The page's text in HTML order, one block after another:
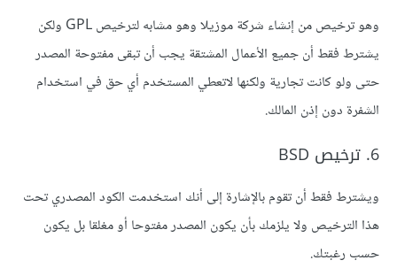
وهو ترخيص من إنشاء شركة موزيلا وهو مشابه لترخيص GPL ولكن
يشترط فقط أن جميع الأعمال المشتقة يجب أن تبقى مفتوحة المصدر
حتى ولو كانت تجارية ولكنها لاتعطي المستخدم أي حق في استخدام
الشفرة دون إذن المالك.
6. ترخيص BSD
ويشترط فقط أن تقوم بالإشارة إلى أنك استخدمت الكود المصدري تحت
هذا الترخيص ولا يلزمك بأن يكون المصدر مفتوحا أو مغلقا بل يكون
حسب رغبتك.